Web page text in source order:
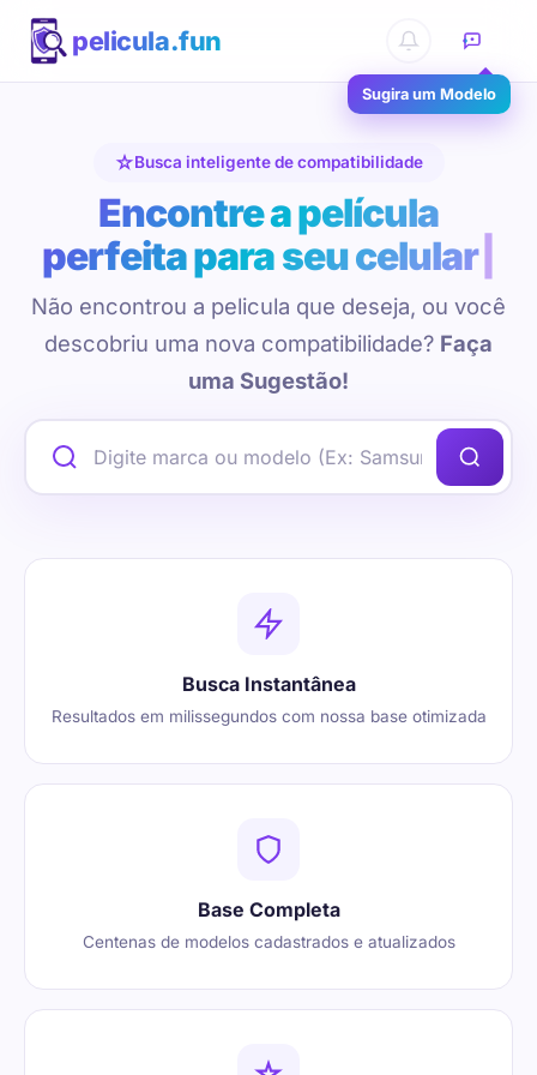
pelicula.fun
Sugira um Modelo
Busca inteligente de compatibilidade
Encontre a película
perfeita para seu celular
Não encontrou a pelicula que deseja, ou você
descobriu uma nova compatibilidade? Faça
uma Sugestão!
Busca Instantânea
Resultados em milissegundos com nossa base otimizada
Base Completa
Centenas de modelos cadastrados e atualizados